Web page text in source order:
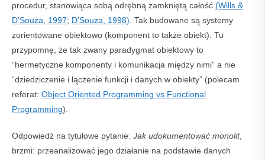
procedur, stanowiąca sobą odrębną zamkniętą całość (Wills &
D’Souza, 1997; D’Souza, 1998). Tak budowane są systemy
zorientowane obiektowo (komponent to także obiekt). Tu
przypomnę, że tak zwany paradygmat obiektowy to
“hermetyczne komponenty i komunikacja między nimi” a nie
“dziedziczenie i łączenie funkcji i danych w obiekty” (polecam
referat: Object Oriented Programming vs Functional
Programming).
Odpowiedź na tytułowe pytanie: Jak udokumentować monolit,
brzmi: przeanalizować jego działanie na podstawie danych